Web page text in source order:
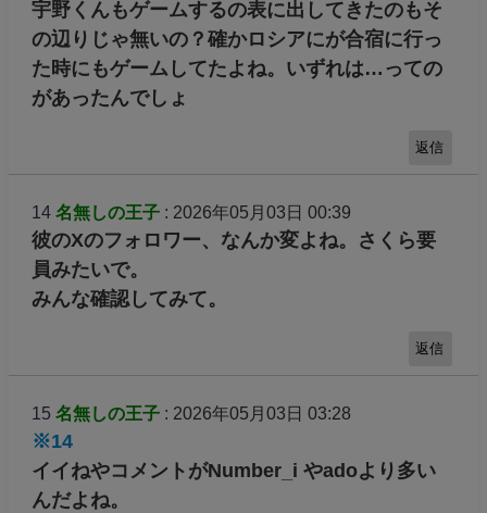
宇野くんもゲームするの表に出してきたのもそ
の辺りじゃ無いの？確かロシアにが合宿に行っ
た時にもゲームしてたよね。いずれは…っての
があったんでしょ
返信
14 名無しの王子: 2026年05月03日 00:39
彼のXのフォロワー、なんか変よね。さくら要
員みたいで。
みんな確認してみて。
返信
15 名無しの王子: 2026年05月03日 03:28
※14
イイねやコメントがNumber_i やadoより多い
んだよね。